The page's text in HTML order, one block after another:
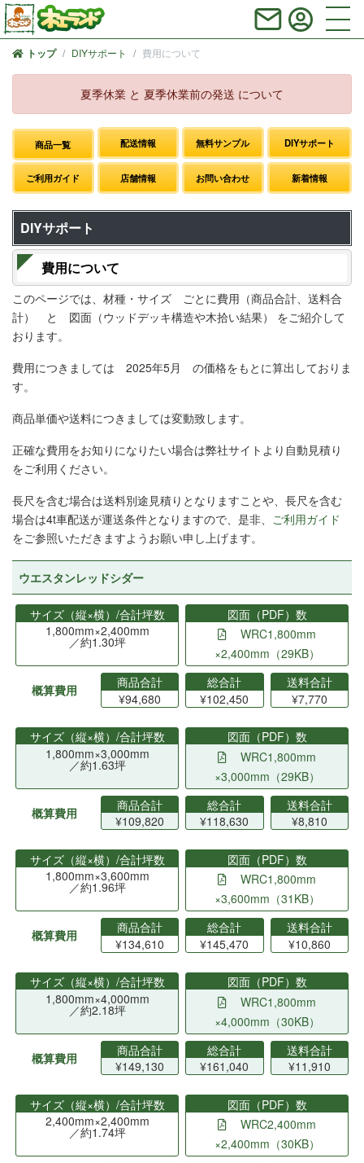
トップ DIYサポート 費用について
夏季休業 と 夏季休業前の発送 について
商品一覧 配送情報 無料サンプル DIYサポート
ご利用ガイド 店舗情報 お問い合わせ 新着情報
DIYサポート
費用について
このページでは、材種・サイズ ごとに費用（商品合計、送料合
計） と 図面（ウッドデッキ構造や木拾い結果） をご紹介して
おります。
費用につきましては 2025年5月 の価格をもとに算出しておりま
す。
商品単価や送料につきましては変動致します。
正確な費用をお知りになりたい場合は弊社サイトより自動見積り
をご利用ください。
長尺を含む場合は送料別途見積りとなりますことや、長尺を含む
場合は4t車配送が運送条件となりますので、是非、 ご利用ガイド
をご参照いただきますようお願い申し上げます。
ウエスタンレッドシダー
サイズ（縦×横）/合計坪数
1,800mm×2,400mm
／約1.30坪
図面（PDF）数
WRC1,800mm
×2,400mm（29KB）
概算費用
商品合計
¥94,680
総合計
¥102,450
送料合計
¥7,770
サイズ（縦×横）/合計坪数
1,800mm×3,000mm
／約1.63坪
図面（PDF）数
WRC1,800mm
×3,000mm（29KB）
概算費用
商品合計
¥109,820
総合計
¥118,630
送料合計
¥8,810
サイズ（縦×横）/合計坪数
1,800mm×3,600mm
／約1.96坪
図面（PDF）数
WRC1,800mm
×3,600mm（31KB）
概算費用
商品合計
¥134,610
総合計
¥145,470
送料合計
¥10,860
サイズ（縦×横）/合計坪数
1,800mm×4,000mm
／約2.18坪
図面（PDF）数
WRC1,800mm
×4,000mm（30KB）
概算費用
商品合計
¥149,130
総合計
¥161,040
送料合計
¥11,910
サイズ（縦×横）/合計坪数
2,400mm×2,400mm
／約1.74坪
図面（PDF）数
WRC2,400mm
×2,400mm（30KB）